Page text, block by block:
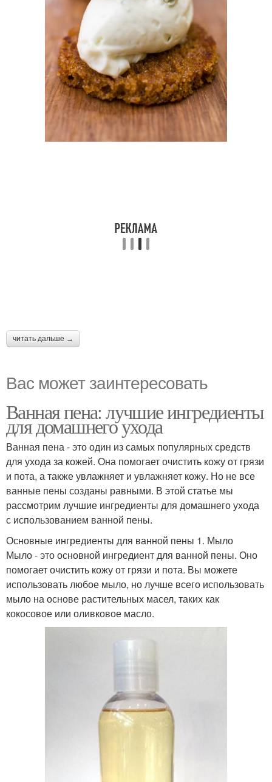
читать дальше →
Вас может заинтересовать
Ванная пена: лучшие ингредиенты
для домашнего ухода
Ванная пена - это один из самых популярных средств
для ухода за кожей. Она помогает очистить кожу от грязи
и пота, а также увлажняет и увлажняет кожу. Но не все
ванные пены созданы равными. В этой статье мы
рассмотрим лучшие ингредиенты для домашнего ухода
с использованием ванной пены.
Основные ингредиенты для ванной пены 1. Мыло
Мыло - это основной ингредиент для ванной пены. Оно
помогает очистить кожу от грязи и пота. Вы можете
использовать любое мыло, но лучше всего использовать
мыло на основе растительных масел, таких как
кокосовое или оливковое масло.